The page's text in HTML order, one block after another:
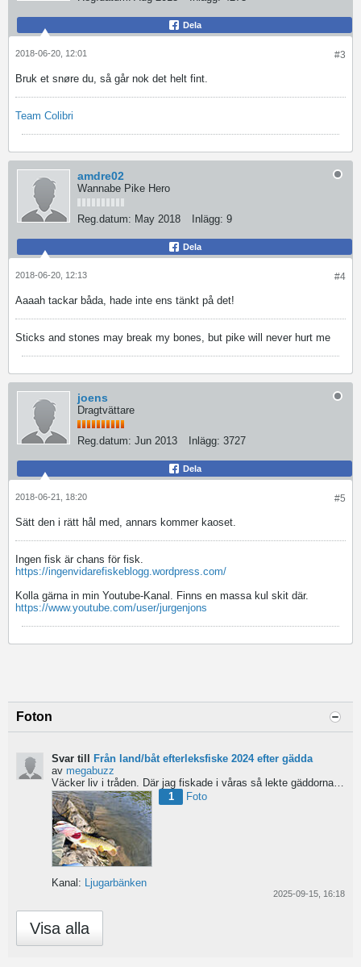
Dela
#3
2018-06-20, 12:01
Bruk et snøre du, så går nok det helt fint.
Team Colibri
amdre02
Wannabe Pike Hero
Reg.datum: May 2018 Inlägg: 9
Dela
#4
2018-06-20, 12:13
Aaaah tackar båda, hade inte ens tänkt på det!
Sticks and stones may break my bones, but pike will never hurt me
joens
Dragtvättare
Reg.datum: Jun 2013 Inlägg: 3727
Dela
#5
2018-06-21, 18:20
Sätt den i rätt hål med, annars kommer kaoset.
Ingen fisk är chans för fisk.
https://ingenvidarefiskeblogg.wordpress.com/
Kolla gärna in min Youtube-Kanal. Finns en massa kul skit där.
https://www.youtube.com/user/jurgenjons
Foton
Svar till
Från land/båt efterleksfiske 2024 efter gädda
av megabuzz
Väcker liv i tråden. Där jag fiskade i våras så lekte gäddorna från början av mars hela vägen in i juni...
1
Foto
Kanal: Ljugarbänken
2025-09-15, 16:18
Visa alla